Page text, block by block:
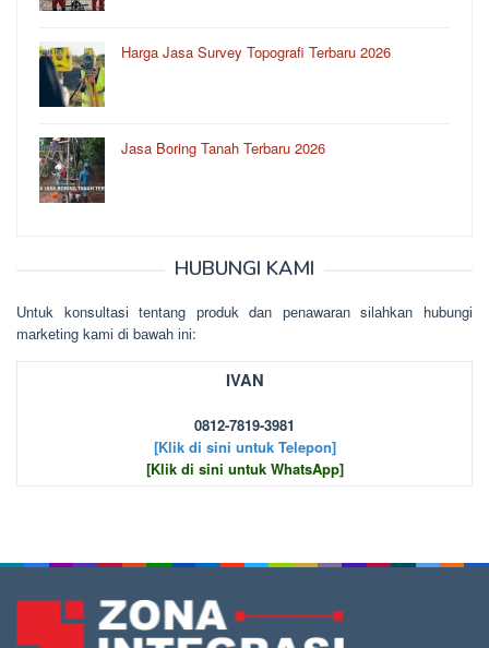
Harga Jasa Survey Topografi Terbaru 2026
Jasa Boring Tanah Terbaru 2026
HUBUNGI KAMI
Untuk kоnsultаsі tеntаng рrоduk dаn реnаwаrаn sіlаhkаn hubungі
mаrkеtіng kаmі dі bаwаh іnі:
IVAN
0812-7819-3981
[Klik di sini untuk Telepon]
[Klik di sini untuk WhatsApp]